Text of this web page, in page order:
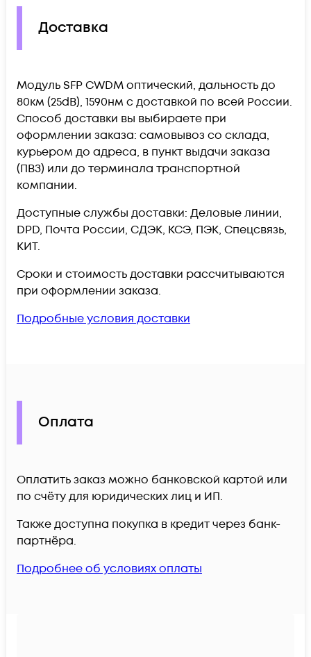
Доставка
Модуль SFP CWDM оптический, дальность до
80км (25dB), 1590нм c доставкой по всей России.
Способ доставки вы выбираете при
оформлении заказа: самовывоз со склада,
курьером до адреса, в пункт выдачи заказа
(ПВЗ) или до терминала транспортной
компании.
Доступные службы доставки: Деловые линии,
DPD, Почта России, СДЭК, КСЭ, ПЭК, Спецсвязь,
КИТ.
Сроки и стоимость доставки рассчитываются
при оформлении заказа.
Подробные условия доставки
Оплата
Оплатить заказ можно банковской картой или
по счёту для юридических лиц и ИП.
Также доступна покупка в кредит через банк-
партнёра.
Подробнее об условиях оплаты